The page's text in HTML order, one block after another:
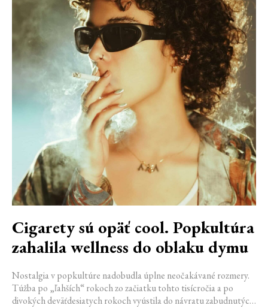
Cigarety sú opäť cool. Popkultúra
zahalila wellness do oblaku dymu
Nostalgia v popkultúre nadobudla úplne neočakávané rozmery.
Túžba po „ľahších“ rokoch zo začiatku tohto tisícročia a po
divokých deväťdesiatych rokoch vyústila do návratu zabudnutých